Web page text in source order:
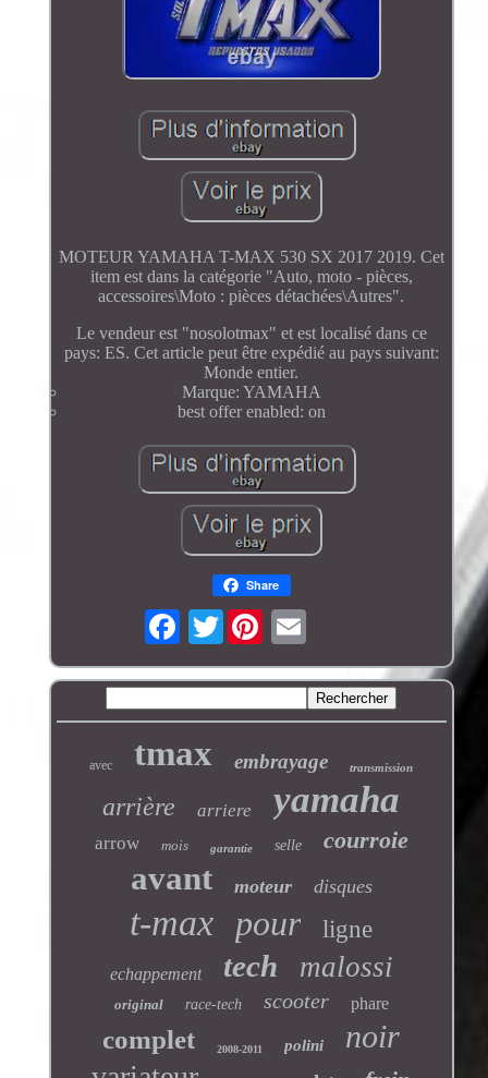
MOTEUR YAMAHA T-MAX 530 SX 2017 2019. Cet
item est dans la catégorie "Auto, moto - pièces,
accessoires\Moto : pièces détachées\Autres".
Le vendeur est "nosolotmax" et est localisé dans ce
pays: ES. Cet article peut être expédié au pays suivant:
Monde entier.
Marque: YAMAHA
best offer enabled: on
Share
Twitter
avec tmax embrayage transmission
arrière arriere yamaha
arrow mois garantie selle courroie
avant moteur disques
t-max pour ligne
echappement tech malossi
original race-tech scooter phare
complet 2008-2011 polini noir